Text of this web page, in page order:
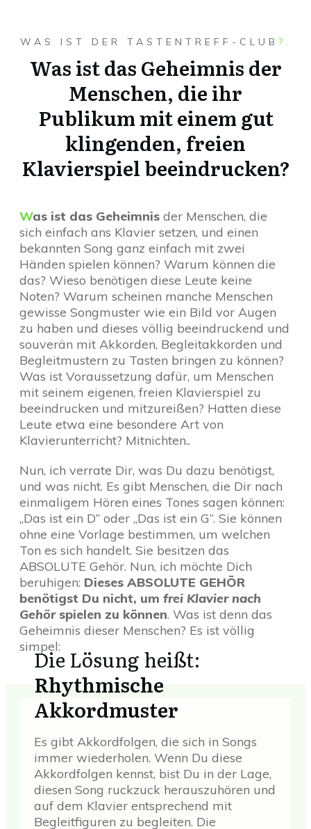
WAS IST DER TASTENTREFF-CLUB ? .
Was ist das Geheimnis der
Menschen, die ihr
Publikum mit einem gut
klingenden, freien
Klavierspiel beeindrucken?
Was ist das Geheimnis der Menschen, die
sich einfach ans Klavier setzen, und einen
bekannten Song ganz einfach mit zwei
Händen spielen können? Warum können die
das? Wieso benötigen diese Leute keine
Noten? Warum scheinen manche Menschen
gewisse Songmuster wie ein Bild vor Augen
zu haben und dieses völlig beeindruckend und
souverän mit Akkorden, Begleitakkorden und
Begleitmustern zu Tasten bringen zu können?
Was ist Voraussetzung dafür, um Menschen
mit seinem eigenen, freien Klavierspiel zu
beeindrucken und mitzureißen? Hatten diese
Leute etwa eine besondere Art von
Klavierunterricht? Mitnichten..
Nun, ich verrate Dir, was Du dazu benötigst,
und was nicht. Es gibt Menschen, die Dir nach
einmaligem Hören eines Tones sagen können:
„Das ist ein D“ oder „Das ist ein G“. Sie können
ohne eine Vorlage bestimmen, um welchen
Ton es sich handelt. Sie besitzen das
ABSOLUTE Gehör. Nun, ich möchte Dich
beruhigen: Dieses ABSOLUTE GEHÖR
benötigst Du nicht, um frei Klavier nach
Gehörspielen zu können. Was ist denn das
Geheimnis dieser Menschen? Es ist völlig
simpel:
Die Lösung heißt:
Rhythmische
Akkordmuster
Es gibt Akkordfolgen, die sich in Songs
immer wiederholen. Wenn Du diese
Akkordfolgen kennst, bist Du in der Lage,
diesen Song ruckzuck herauszuhören und
auf dem Klavier entsprechend mit
Begleitfiguren zu begleiten. Die